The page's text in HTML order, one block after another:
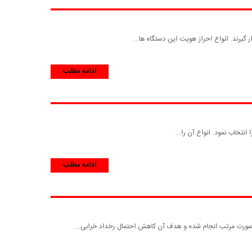
انواع احراز هویت این دستگاه ها...
ادامه مطلب
نمود. انواع آن را...
ادامه مطلب